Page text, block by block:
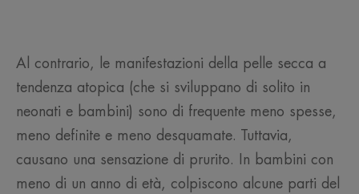
Al contrario, le manifestazioni della pelle secca a
tendenza atopica (che si sviluppano di solito in
neonati e bambini) sono di frequente meno spesse,
meno definite e meno desquamate. Tuttavia,
causano una sensazione di prurito. In bambini con
meno di un anno di età, colpiscono alcune parti del